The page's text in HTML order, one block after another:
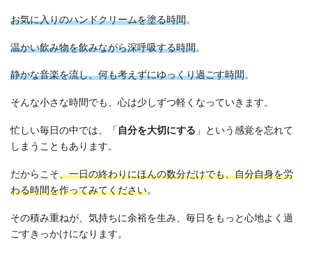
お気に入りのハンドクリームを塗る時間。
温かい飲み物を飲みながら深呼吸する時間。
静かな音楽を流し、何も考えずにゆっくり過ごす時間。
そんな小さな時間でも、心は少しずつ軽くなっていきます。
忙しい毎日の中では、「 自分を大切にする 」という感覚を忘れて
しまうこともあります。
だからこそ、一日の終わりにほんの数分だけでも、自分自身を労
わる時間を作ってみてください。
その積み重ねが、気持ちに余裕を生み、毎日をもっと心地よく過
ごすきっかけになります。